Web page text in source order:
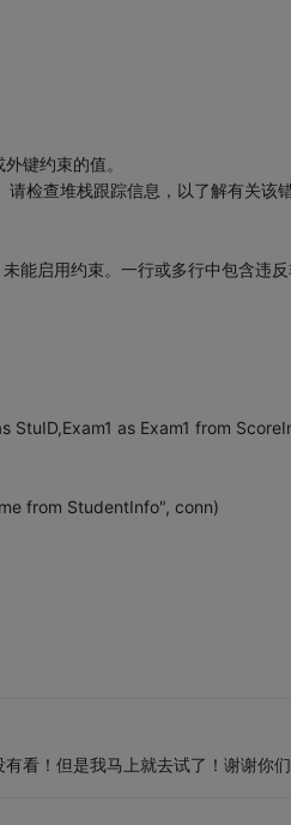
键约束的值。
检查堆栈跟踪信息，以了解有关该
启用约束。一行或多行中包含违反
as Exam1 from
from StudentInfo", conn)
看！但是我马上就去试了！谢谢你们